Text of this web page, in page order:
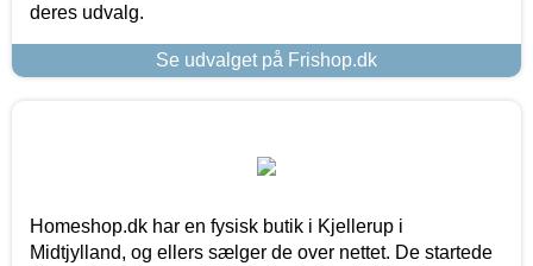
deres udvalg.
Se udvalget på Frishop.dk
Homeshop.dk har en fysisk butik i Kjellerup i
Midtjylland, og ellers sælger de over nettet. De startede